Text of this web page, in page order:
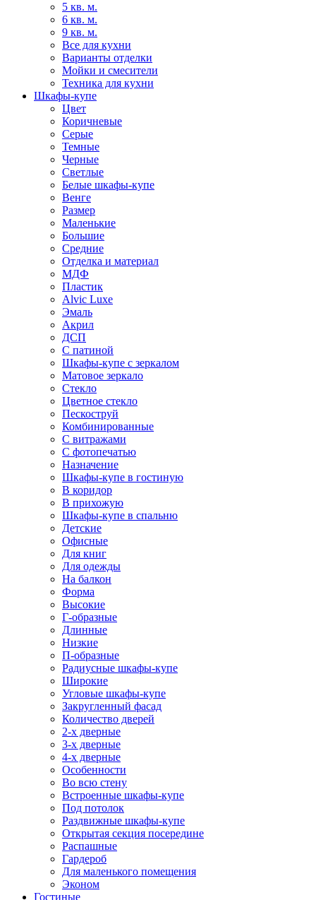
5 кв. м.
6 кв. м.
9 кв. м.
Все для кухни
Варианты отделки
Мойки и смесители
Техника для кухни
Шкафы-купе
Цвет
Коричневые
Серые
Темные
Черные
Светлые
Белые шкафы-купе
Венге
Размер
Маленькие
Большие
Средние
Отделка и материал
МДФ
Пластик
Alvic Luxe
Эмаль
Акрил
ДСП
С патиной
Шкафы-купе с зеркалом
Матовое зеркало
Стекло
Цветное стекло
Пескоструй
Комбинированные
С витражами
С фотопечатью
Назначение
Шкафы-купе в гостиную
В коридор
В прихожую
Шкафы-купе в спальню
Детские
Офисные
Для книг
Для одежды
На балкон
Форма
Высокие
Г-образные
Длинные
Низкие
П-образные
Радиусные шкафы-купе
Широкие
Угловые шкафы-купе
Закругленный фасад
Количество дверей
2-х дверные
3-х дверные
4-х дверные
Особенности
Во всю стену
Встроенные шкафы-купе
Под потолок
Раздвижные шкафы-купе
Открытая секция посередине
Распашные
Гардероб
Для маленького помещения
Эконом
Гостиные